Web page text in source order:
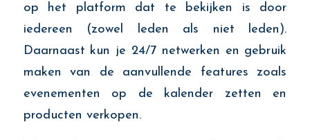
op het platform dat te bekijken is door
iedereen (zowel leden als niet leden).
Daarnaast kun je 24/7 netwerken en gebruik
maken van de aanvullende features zoals
evenementen op de kalender zetten en
producten verkopen.